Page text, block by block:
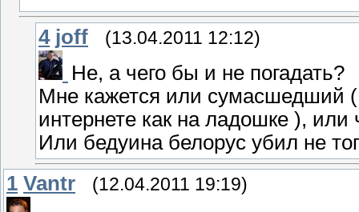
4 joff (13.04.2011 12:12)
Не, а чего бы и не погадать?
Мне кажется или сумасшедший (
интернете как на ладошке ),
Или бедуина белорус убил не
1 Vantr (12.04.2011 19:19)